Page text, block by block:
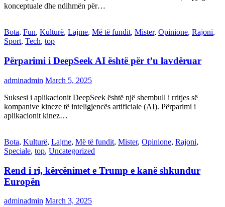
konceptuale dhe ndihmën për…
Bota, Fun, Kulturë, Lajme, Më të fundit, Mister, Opinione, Rajoni,
Sport, Tech, top
Përparimi i DeepSeek AI është për t’u lavdëruar
adminadmin March 5, 2025
Suksesi i aplikacionit DeepSeek është një shembull i rritjes së
kompanive kineze të inteligjencës artificiale (AI). Përparimi i
aplikacionit kinez…
Bota, Kulturë, Lajme, Më të fundit, Mister, Opinione, Rajoni,
Speciale, top, Uncategorized
Rend i ri, kërcënimet e Trump e kanë shkundur
Europën
adminadmin March 3, 2025